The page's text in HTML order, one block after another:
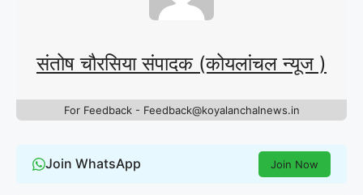
संतोष चौरसिया संपादक (कोयलांचल न्यूज )
For Feedback - Feedback@koyalanchalnews.in
Join WhatsApp Join Now